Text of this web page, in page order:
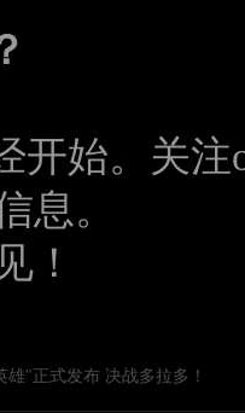
开始。关注
息。
！
雄"正式发布 决战多拉多！